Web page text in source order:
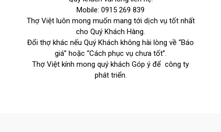
Mobile: 0915 269 839
Thợ Việt luôn mong muốn mang tới dịch vụ tốt nhất
cho Quý Khách Hàng.
Đổi thợ khác nếu Quý Khách không hài lòng về “Báo
giá” hoặc “Cách phục vụ chưa tốt”.
Thợ Việt kính mong quý khách Góp ý để công ty
phát triển.